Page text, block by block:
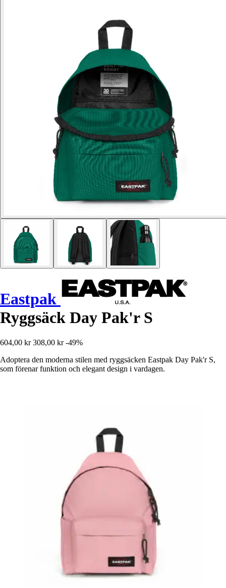
Eastpak
Ryggsäck Day Pak'r S
604,00 kr 308,00 kr -49%
Adoptera den moderna stilen med ryggsäcken Eastpak Day Pak'r S,
som förenar funktion och elegant design i vardagen.